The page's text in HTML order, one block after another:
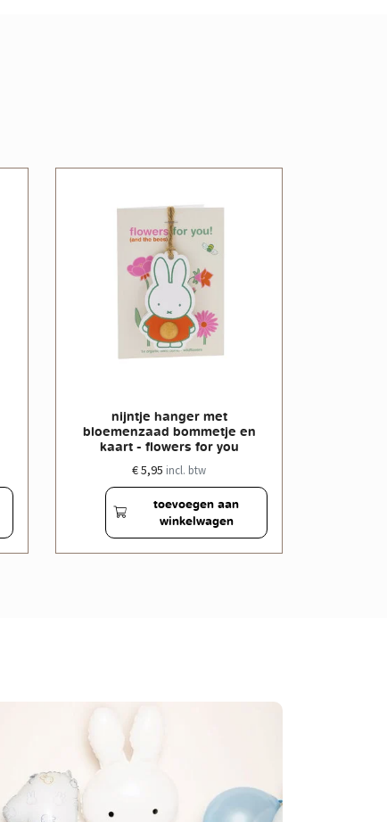
nijntje hanger met
bloemenzaad bommetje en
kaart - flowers for you
€ 5,95 incl. btw
toevoegen aan
winkelwagen